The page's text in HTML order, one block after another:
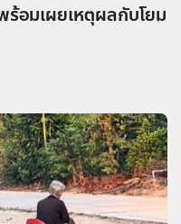
อมเผยเหตุผลกับโยม